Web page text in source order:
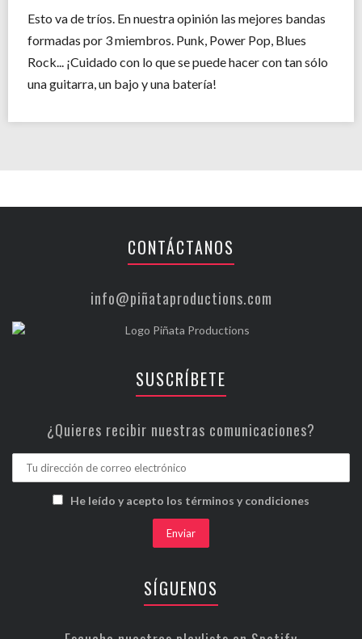
Esto va de tríos. En nuestra opinión las mejores bandas
formadas por 3 miembros. Punk, Power Pop, Blues
Rock... ¡Cuidado con lo que se puede hacer con tan sólo
una guitarra, un bajo y una batería!
CONTÁCTANOS
info@piñataproductions.com
SUSCRÍBETE
¿Quieres recibir nuestras comunicaciones?
He leído y acepto los términos y condiciones
SÍGUENOS